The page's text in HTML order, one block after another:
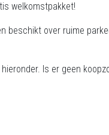
welkomstpakket!
beschikt over ruime
Is er geen